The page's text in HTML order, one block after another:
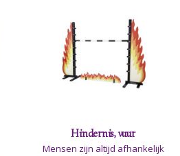
Hindernis, vuur
Mensen zijn altijd afhankelijk